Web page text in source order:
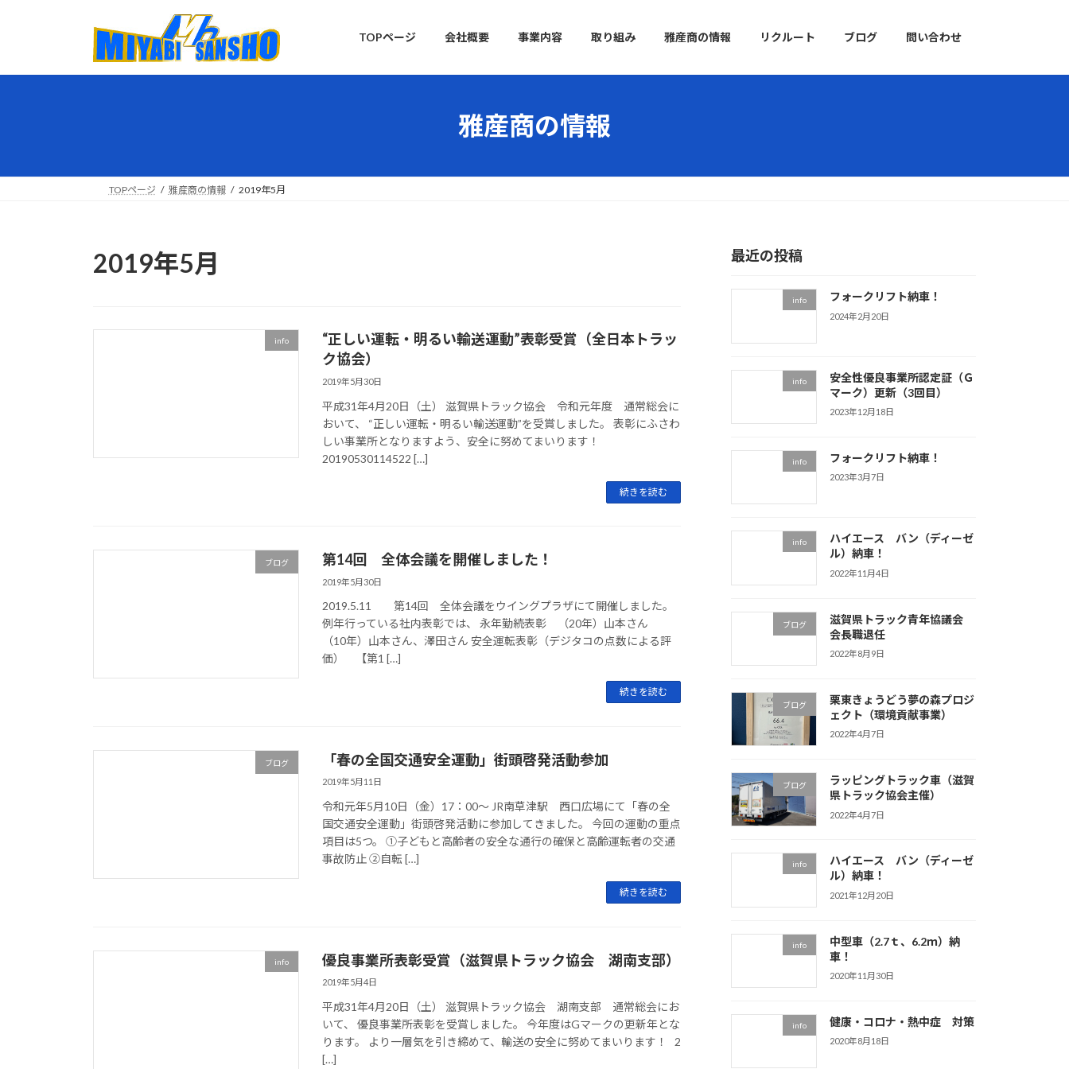
プ
動
TOPページ 会社概要 事業内容 取り組み 雅産商の情報 リクルート ブログ 問い合わせ
雅産商の情報
TOPページ 雅産商の情報 2019年5月
2019年5月
info
“正しい運転・明るい輸送運動”表彰受賞（全日本トラッ
ク協会）
2019年5月30日
平成31年4月20日（土） 滋賀県トラック協会 令和元年度 通常総会に
おいて、 “正しい運転・明るい輸送運動”を受賞しました。 表彰にふさわ
しい事業所となりますよう、安全に努めてまいります！
20190530114522 […]
続きを読む
ブログ 第14回 全体会議を開催しました！
2019年5月30日
2019.5.11 第14回 全体会議をウイングプラザにて開催しました。
例年行っている社内表彰では、 永年勤続表彰 （20年）山本さん
（10年）山本さん、澤田さん 安全運転表彰（デジタコの点数による評
価） 【第1 […]
続きを読む
ブログ 「春の全国交通安全運動」街頭啓発活動参加
2019年5月11日
令和元年5月10日（金）17：00～ JR南草津駅 西口広場にて「春の全
国交通安全運動」街頭啓発活動に参加してきました。 今回の運動の重点
項目は5つ。 ①子どもと高齢者の安全な通行の確保と高齢運転者の交通
事故防止 ②自転 […]
続きを読む
info 優良事業所表彰受賞（滋賀県トラック協会 湖南支部）
2019年5月4日
平成31年4月20日（土） 滋賀県トラック協会 湖南支部 通常総会にお
いて、 優良事業所表彰を受賞しました。 今年度はGマークの更新年とな
ります。 より一層気を引き締めて、輸送の安全に努めてまいります！ 2
[…]
最近の投稿
info フォークリフト納車！
2024年2月20日
info
安全性優良事業所認定証（Ｇ
マーク）更新（3回目）
2023年12月18日
info フォークリフト納車！
2023年3月7日
info
ハイエース バン（ディーゼ
ル）納車！
2022年11月4日
ブログ
滋賀県トラック青年協議会
会長職退任
2022年8月9日
ブログ
栗東きょうどう夢の森プロジ
ェクト（環境貢献事業）
2022年4月7日
ブログ
ラッピングトラック車（滋賀
県トラック協会主催）
2022年4月7日
info
ハイエース バン（ディーゼ
ル）納車！
2021年12月20日
info
中型車（2.7ｔ、6.2ｍ）納
車！
2020年11月30日
info 健康・コロナ・熱中症 対策
2020年8月18日